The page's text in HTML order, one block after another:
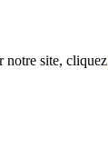
notre site, cliquez